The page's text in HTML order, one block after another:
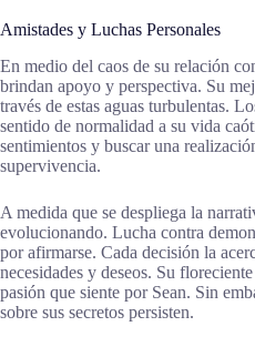
Amistades y Luchas Personales
En medio del caos de su relación
brindan apoyo y perspectiva. Su
través de estas aguas turbulentas.
sentido de normalidad a su vida
sentimientos y buscar una
supervivencia.
A medida que se despliega la
evolucionando. Lucha contra
por afirmarse. Cada decisión la
necesidades y deseos. Su
pasión que siente por Sean. Sin
sobre sus secretos persisten.